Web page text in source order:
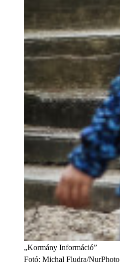
„Kormány Információ”
Fotó: Michal Fludra/NurPhoto